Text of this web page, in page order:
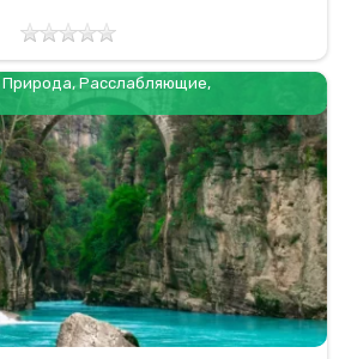
Природа, Расслабляющие,